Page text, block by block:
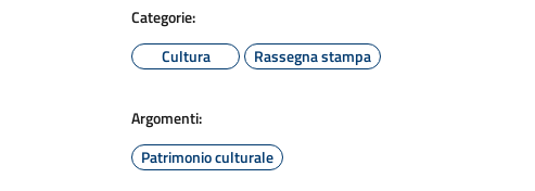
Categorie:
Cultura
Rassegna stampa
Argomenti:
Patrimonio culturale